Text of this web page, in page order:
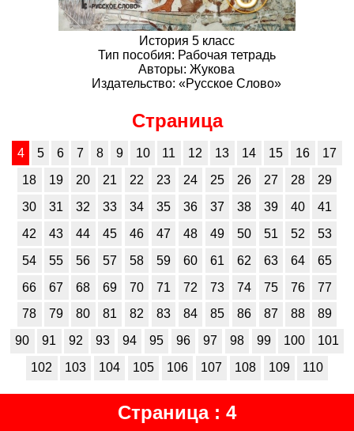
История 5 класс
Тип пособия: Рабочая тетрадь
Авторы: Жукова
Издательство: «Русское Слово»
Страница
4 5 6 7 8 9 10 11 12 13 14 15 16
17
18
19 20 21 22 23 24 25 26 27 28
29
30
31 32 33 34 35 36 37 38 39 40
41
42
43 44 45 46 47 48 49 50 51 52
53
54
55 56 57 58 59 60 61 62 63 64
65
66
67 68 69 70 71 72 73 74 75 76
77
78
79 80 81 82 83 84 85 86 87 88
89
90
91 92 93 94 95 96 97 98 99 100
101
102
103 104 105 106 107 108 109 110
Страница : 4